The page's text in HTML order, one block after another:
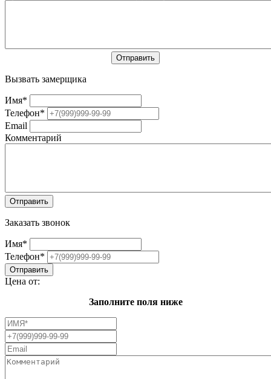
Вызвать замерщика
Имя*
Телефон*
Email
Комментарий
Заказать звонок
Имя*
Телефон*
Цена от:
Заполните поля ниже